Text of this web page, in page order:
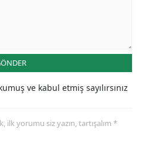
ve kabul etmiş sayılırsınız
yorumu siz yazın, tartışalım *